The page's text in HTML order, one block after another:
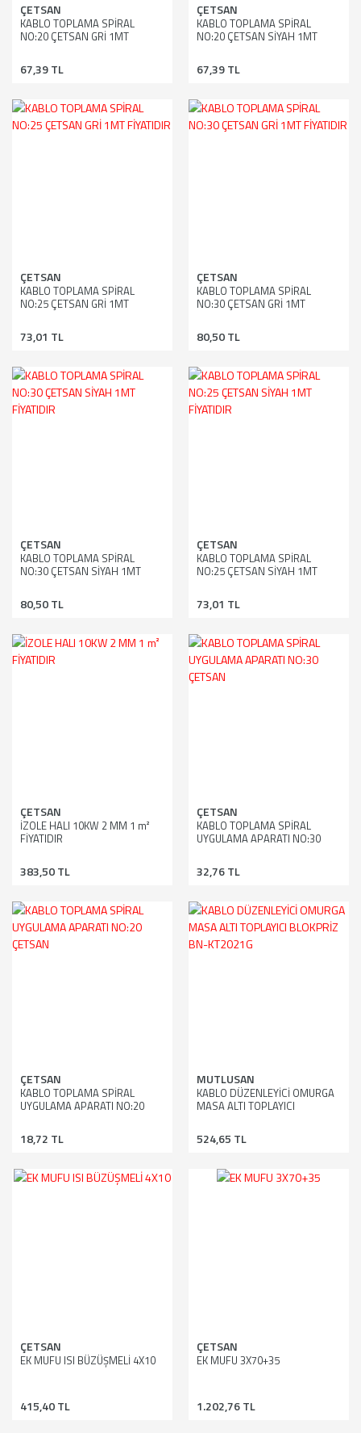
ÇETSAN
KABLO TOPLAMA SPİRAL
NO:20 ÇETSAN GRİ 1MT
67,39 TL
ÇETSAN
KABLO TOPLAMA SPİRAL
NO:20 ÇETSAN SİYAH 1MT
67,39 TL
ÇETSAN
KABLO TOPLAMA SPİRAL
NO:25 ÇETSAN GRİ 1MT
73,01 TL
ÇETSAN
KABLO TOPLAMA SPİRAL
NO:30 ÇETSAN GRİ 1MT
80,50 TL
ÇETSAN
KABLO TOPLAMA SPİRAL
NO:30 ÇETSAN SİYAH 1MT
80,50 TL
ÇETSAN
KABLO TOPLAMA SPİRAL
NO:25 ÇETSAN SİYAH 1MT
73,01 TL
ÇETSAN
İZOLE HALI 10KW 2 MM 1 m²
FİYATIDIR
383,50 TL
ÇETSAN
KABLO TOPLAMA SPİRAL
UYGULAMA APARATI NO:30
32,76 TL
ÇETSAN
KABLO TOPLAMA SPİRAL
UYGULAMA APARATI NO:20
18,72 TL
MUTLUSAN
KABLO DÜZENLEYİCİ OMURGA
MASA ALTI TOPLAYICI
524,65 TL
ÇETSAN
EK MUFU ISI BÜZÜŞMELİ 4X10
415,40 TL
ÇETSAN
EK MUFU 3X70+35
1.202,76 TL